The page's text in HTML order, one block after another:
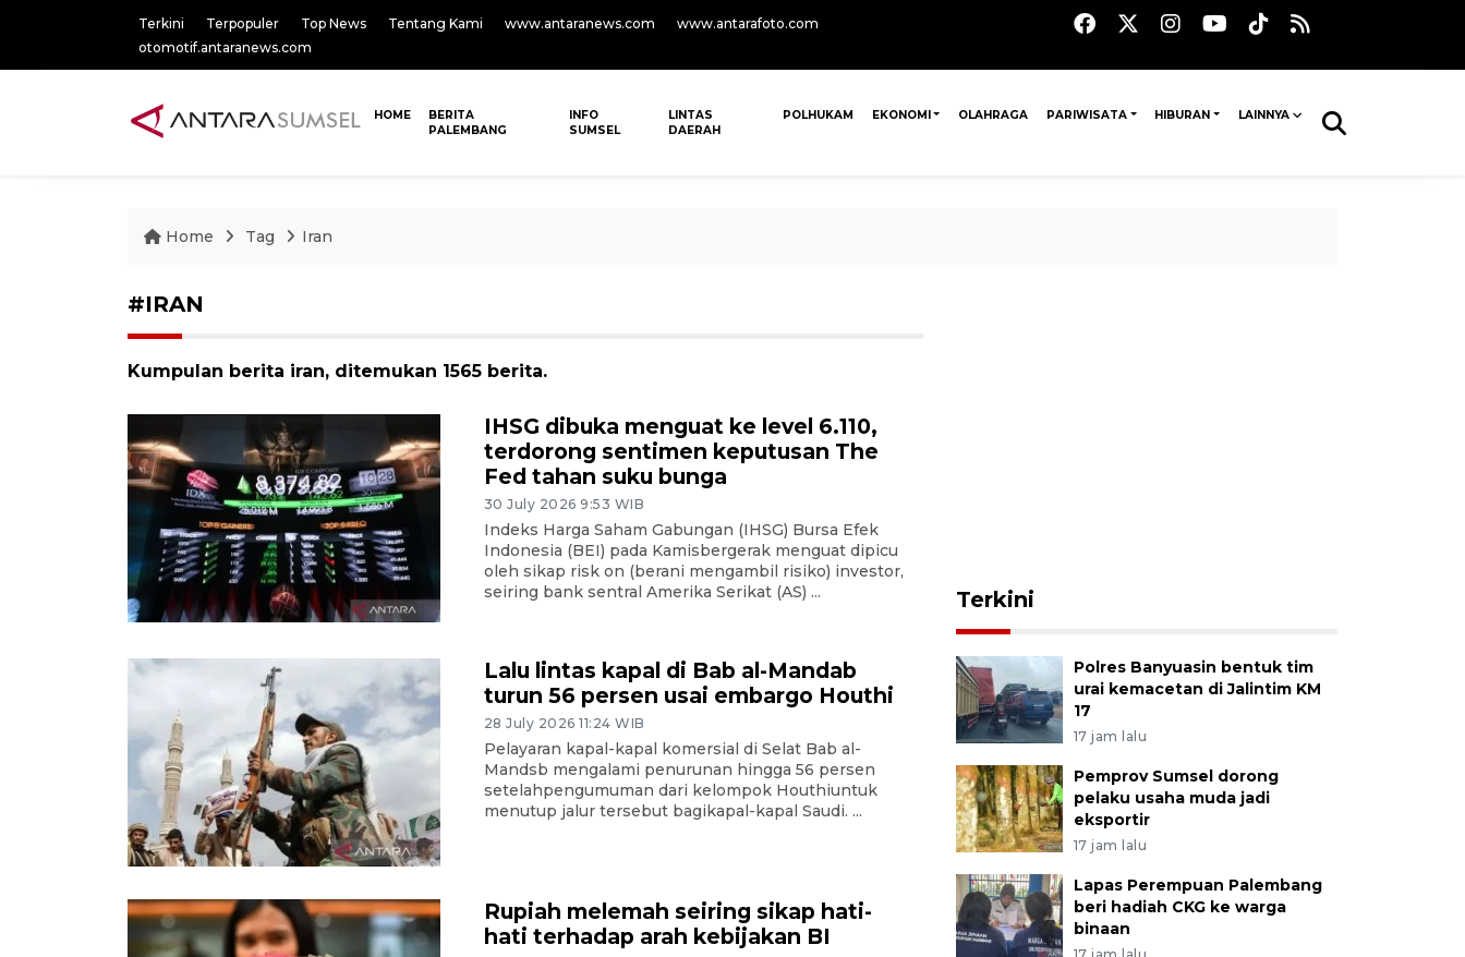
Terkini Terpopuler Top News Tentang Kami www.antaranews.com
www.antarafoto.com
otomotif.antaranews.com
HOME
BERITA
PALEMBANG
INFO
SUMSEL
LINTAS
DAERAH
POLHUKAM EKONOMI OLAHRAGA PARIWISATA HIBURAN LAINNYA
Home Tag Iran
#IRAN
Kumpulan berita iran, ditemukan 1565 berita.
IHSG dibuka menguat ke level 6.110,
terdorong sentimen keputusan The
Fed tahan suku bunga
30 July 2026 9:53 WIB
Indeks Harga Saham Gabungan (IHSG) Bursa Efek
Indonesia (BEI) pada Kamisbergerak menguat dipicu
oleh sikap risk on (berani mengambil risiko) investor,
seiring bank sentral Amerika Serikat (AS) ...
Lalu lintas kapal di Bab al-Mandab
turun 56 persen usai embargo Houthi
28 July 2026 11:24 WIB
Pelayaran kapal-kapal komersial di Selat Bab al-
Mandsb mengalami penurunan hingga 56 persen
setelahpengumuman dari kelompok Houthiuntuk
menutup jalur tersebut bagikapal-kapal Saudi. ...
Rupiah melemah seiring sikap hati-
hati terhadap arah kebijakan BI
Terkini
Polres Banyuasin bentuk tim
urai kemacetan di Jalintim KM
17
17 jam lalu
Pemprov Sumsel dorong
pelaku usaha muda jadi
eksportir
17 jam lalu
Lapas Perempuan Palembang
beri hadiah CKG ke warga
binaan